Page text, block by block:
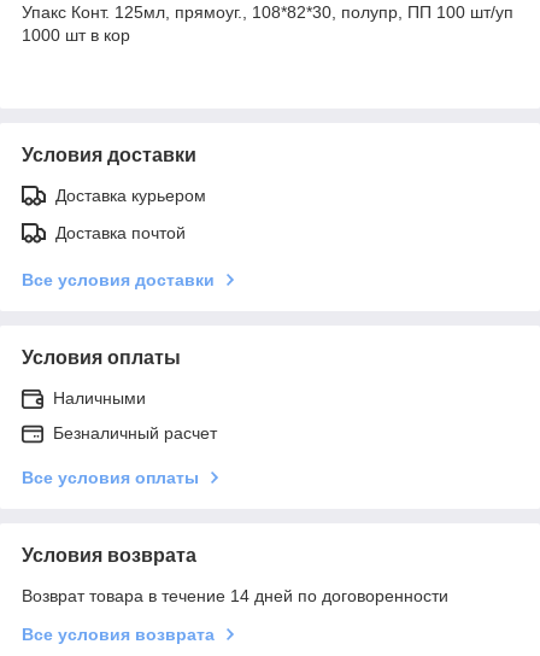
Упакс Конт. 125мл, прямоуг., 108*82*30, полупр, ПП 100 шт/уп
1000 шт в кор
Условия доставки
Доставка курьером
Доставка почтой
Все условия доставки
Условия оплаты
Наличными
Безналичный расчет
Все условия оплаты
Условия возврата
Возврат товара в течение 14 дней по договоренности
Все условия возврата